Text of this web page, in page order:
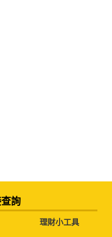
詢
理財小工具